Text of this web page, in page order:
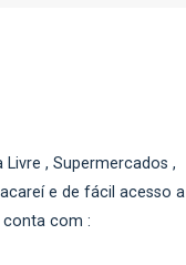
, Supermercados ,
e de fácil acesso a
conta com :